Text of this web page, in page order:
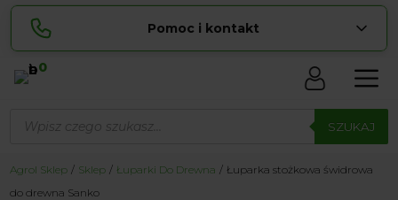
Pomoc i kontakt
Sylwia
pokaż numer
729 856 ... pokaż numer
0
produktów SZUKAJ
Agrol Sklep Sklep Łuparki Do Drewna
Łuparka stożkowa świdrowa
do drewna Sanko